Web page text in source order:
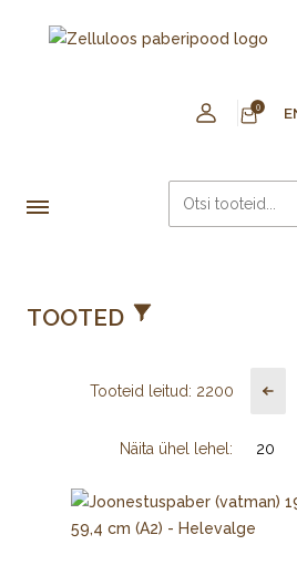
0
TOOTED
Tooteid leitud: 2200
Näita ühel lehel: